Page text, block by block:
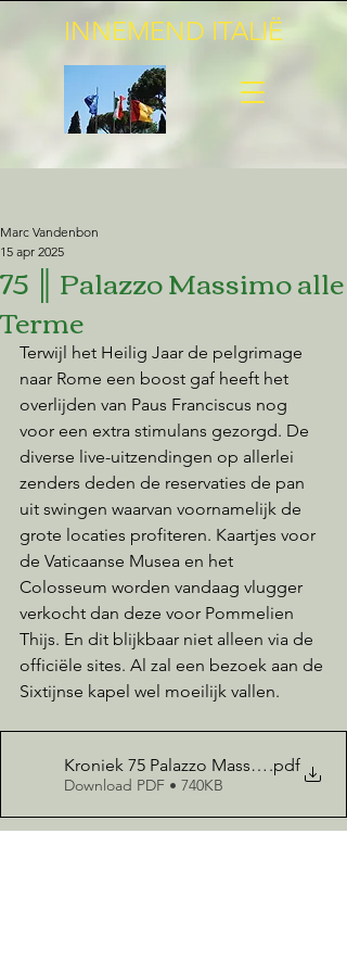
INNEMEND ITALIË
75 ║ Palazzo Massimo alle
Terme
Marc Vandenbon
15 apr 2025
Terwijl het Heilig Jaar de pelgrimage
naar Rome een boost gaf heeft het
overlijden van Paus Franciscus nog
voor een extra stimulans gezorgd. De
diverse live-uitzendingen op allerlei
zenders deden de reservaties de pan
uit swingen waarvan voornamelijk de
grote locaties profiteren. Kaartjes voor
de Vaticaanse Musea en het
Colosseum worden vandaag vlugger
verkocht dan deze voor Pommelien
Thijs. En dit blijkbaar niet alleen via de
officiële sites. Al zal een bezoek aan de
Sixtijnse kapel wel moeilijk vallen.
Kroniek 75 Palazzo Massimo.pdf
Download PDF • 740KB